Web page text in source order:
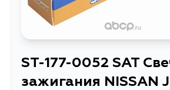
ST-177-0052 SAT
зажигания NISSAN